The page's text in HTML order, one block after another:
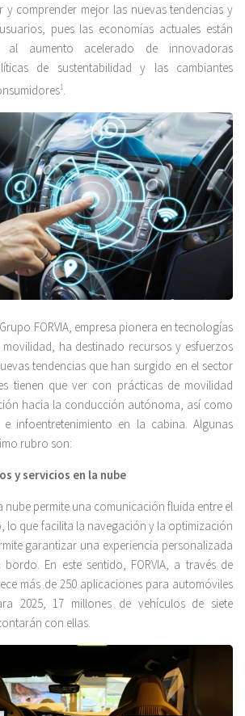
y comprender mejor las nuevas tendencias y
pues las economías actuales están
al aumento acelerado de innovadoras
de sustentabilidad y las cambiantes
1.
FORVIA, empresa pionera en tecnologías
ha destinado recursos y esfuerzos
tendencias que han surgido en el sector
tienen que ver con prácticas de movilidad
hacia la conducción autónoma, así como
infoentretenimiento en la cabina. Algunas
rubro son:
y servicios en la nube
nube permite una comunicación fluida entre el
lo que facilita la navegación y la optimización
garantizar una experiencia personalizada
En este sentido, FORVIA, a través de
más de 250 aplicaciones para automóviles
2025, 17 millones de vehículos de siete
con ellas.